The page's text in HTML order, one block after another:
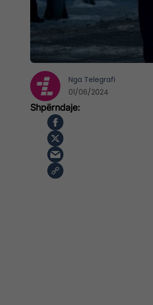
Nga Telegrafi
01/06/2024